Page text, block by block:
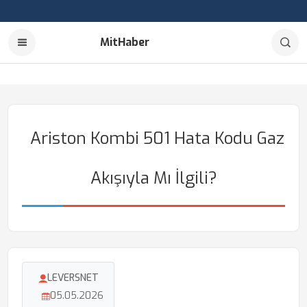
MitHaber
Ariston Kombi 501 Hata Kodu Gaz
Akışıyla Mı İlgili?
LEVERSNET
05.05.2026